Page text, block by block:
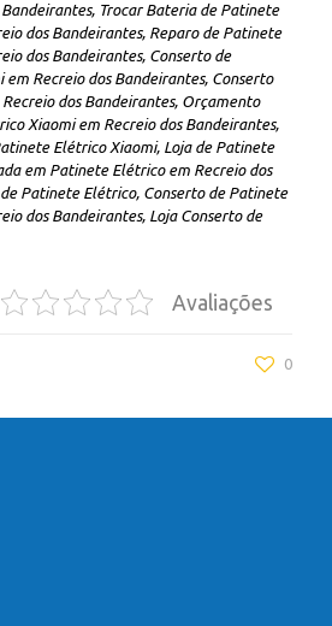
Trocar Bateria de Patinete
dos Bandeirantes, Reparo de Patinete
dos Bandeirantes, Conserto de
Recreio dos Bandeirantes, Conserto
dos Bandeirantes, Orçamento
Xiaomi em Recreio dos Bandeirantes,
Elétrico Xiaomi, Loja de Patinete
em Patinete Elétrico em Recreio dos
Patinete Elétrico, Conserto de Patinete
dos Bandeirantes, Loja Conserto de
Avaliações
0